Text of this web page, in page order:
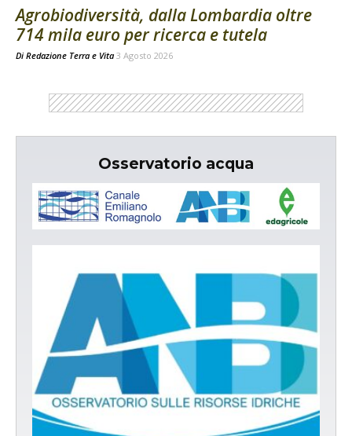
Agrobiodiversità, dalla Lombardia oltre
714 mila euro per ricerca e tutela
Di Redazione Terra e Vita 3 Agosto 2026
Osservatorio acqua